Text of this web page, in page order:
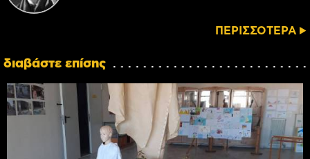
ΠΕΡΙΣΣΟΤΕΡΑ
διαβάστε επίσης